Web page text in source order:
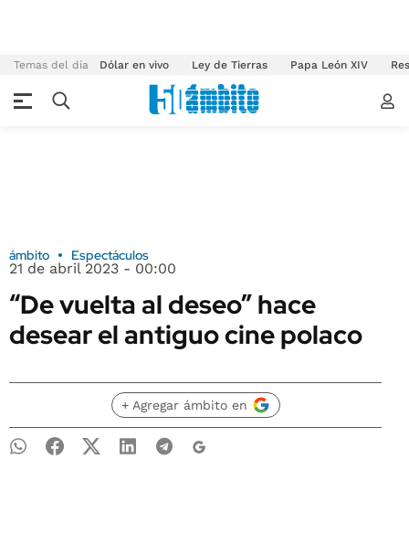
Temas del día Dólar en vivo Ley de Tierras Papa León XIV
ámbito Espectáculos
21 de abril 2023 - 00:00
“De vuelta al deseo” hace
desear el antiguo cine polaco
+ Agregar ámbito en